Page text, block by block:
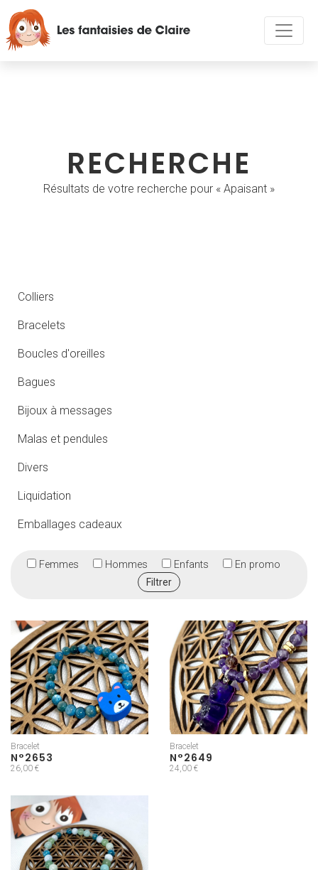
RECHERCHE
Résultats de votre recherche pour « Apaisant »
Colliers
Bracelets
Boucles d'oreilles
Bagues
Bijoux à messages
Malas et pendules
Divers
Liquidation
Emballages cadeaux
Femmes Hommes Enfants En promo
Bracelet
N°2653
26,00 €
Bracelet
N°2649
24,00 €